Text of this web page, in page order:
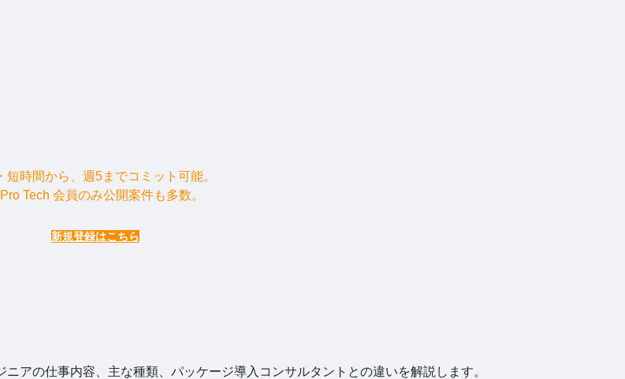
短時間から、週5までコミット可能。
Tech 会員のみ公開案件も多数。
新規登録はこちら
アの仕事内容、主な種類、パッケージ導入コンサルタントとの違いを解説します。